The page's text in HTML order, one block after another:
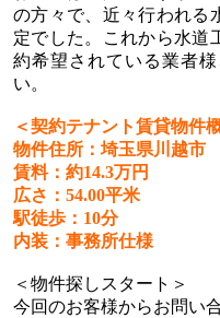
の方々で、近々行われる
定でした。これから水道
約希望されている業者
い。
＜契約テナント賃貸物件
物件住所：埼玉県川越市
賃料：約14.3万円
広さ： 54.00平米
駅徒歩： 10分
内装：事務所仕様
＜物件探しスタート＞
今回のお客様からお問い